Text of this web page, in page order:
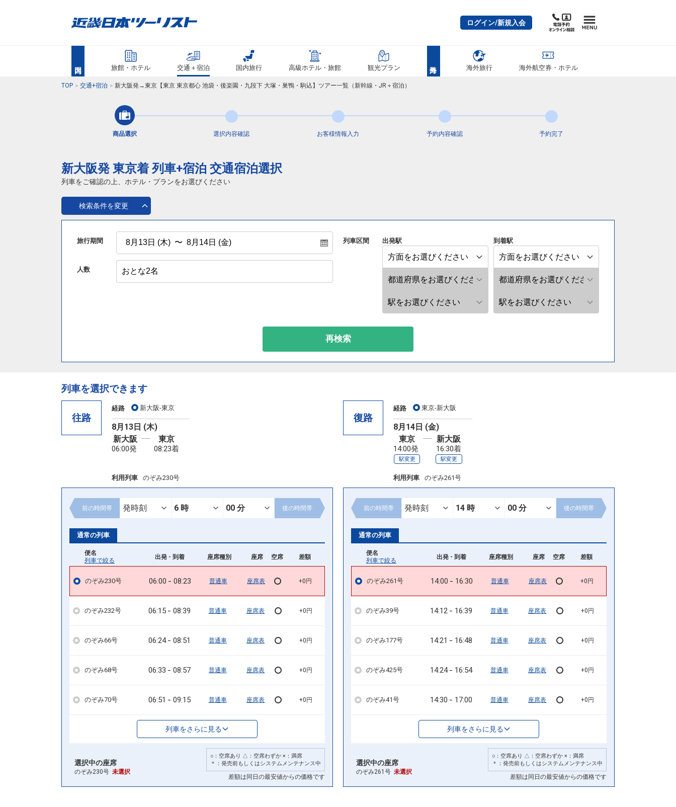
ログイン/新規入会
旅館・ホテル 交通＋宿泊 国内旅行 高級ホテル・旅館 観光プラン 海外旅行 海外航空券・ホテル
TOP 交通+宿泊 新大阪発→東京【東京 東京都心 池袋・後楽園・九段下 大塚・巣鴨・駒込】ツアー一覧（新幹線・JR＋宿泊）
商品選択 選択内容確認 お客様情報 入力 予約内容確認 予約完了
新大阪発 東京着 列車+宿泊 交通宿泊選択
列車をご確認の上、ホテル・プランをお選びください
検索条件を変更
旅行期間
人数
列車区間 出発駅 到着駅
再検索
列車を選択できます
往路
経路 新大阪-東京
8月13日 (木)
新大阪
06:00発
東京
08:23着
利用列車 のぞみ230号
前の時間帯 後の時間帯
通常の列車
便名
列車で絞る
出発 - 到着 座席種別 座席 空席 差額
のぞみ230号 06:00 08:23 普通車 座席表 +0円
のぞみ232号 06:15 08:39 普通車 座席表 +0円
のぞみ66号 06:24 08:51 普通車 座席表 +0円
のぞみ68号 06:33 08:57 普通車 座席表 +0円
のぞみ70号 06:51 09:15 普通車 座席表 +0円
列車をさらに見る
○：空席あり △：空席わずか ×：満席
＊：発売前もしくはシステムメンテナンス中
差額は同日の最安値からの価格です
選択中の座席
のぞみ230号 未選択
復路
経路 東京-新大阪
8月14日 (金)
東京
14:00発
駅変更
新大阪
16:30着
駅変更
利用列車 のぞみ261号
前の時間帯 後の時間帯
通常の列車
便名
列車で絞る
出発 - 到着 座席種別 座席 空席 差額
のぞみ261号 14:00 16:30 普通車 座席表 +0円
のぞみ39号 14:12 16:39 普通車 座席表 +0円
のぞみ177号 14:21 16:48 普通車 座席表 +0円
のぞみ425号 14:24 16:54 普通車 座席表 +0円
のぞみ41号 14:30 17:00 普通車 座席表 +0円
列車をさらに見る
○：空席あり △：空席わずか ×：満席
＊：発売前もしくはシステムメンテナンス中
差額は同日の最安値からの価格です
選択中の座席
のぞみ261号 未選択